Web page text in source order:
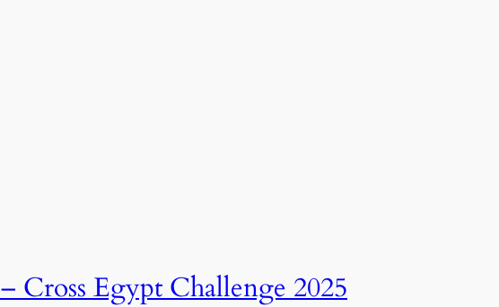
انطلاق النسخة الرابعة عشرة من رالي تحدي عبور مصر – Cross Egypt Challenge 2025